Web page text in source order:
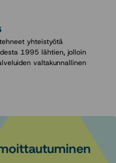
yhteistyötä
1995 lähtien, jolloin
valtakunnallinen